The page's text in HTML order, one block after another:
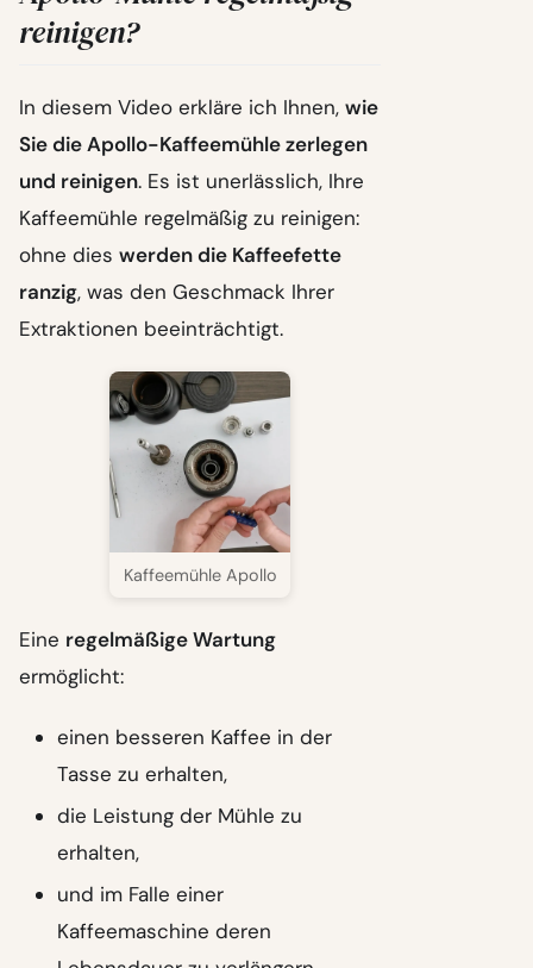
reinigen?
In diesem Video erkläre ich Ihnen, wie
Sie die Apollo-Kaffeemühle zerlegen
und reinigen. Es ist unerlässlich, Ihre
Kaffeemühle regelmäßig zu reinigen:
ohne dies werden die Kaffeefette
ranzig, was den Geschmack Ihrer
Extraktionen beeinträchtigt.
Kaffeemühle Apollo
Eine regelmäßige Wartung
ermöglicht:
einen besseren Kaffee in der
Tasse zu erhalten,
die Leistung der Mühle zu
erhalten,
und im Falle einer
Kaffeemaschine deren